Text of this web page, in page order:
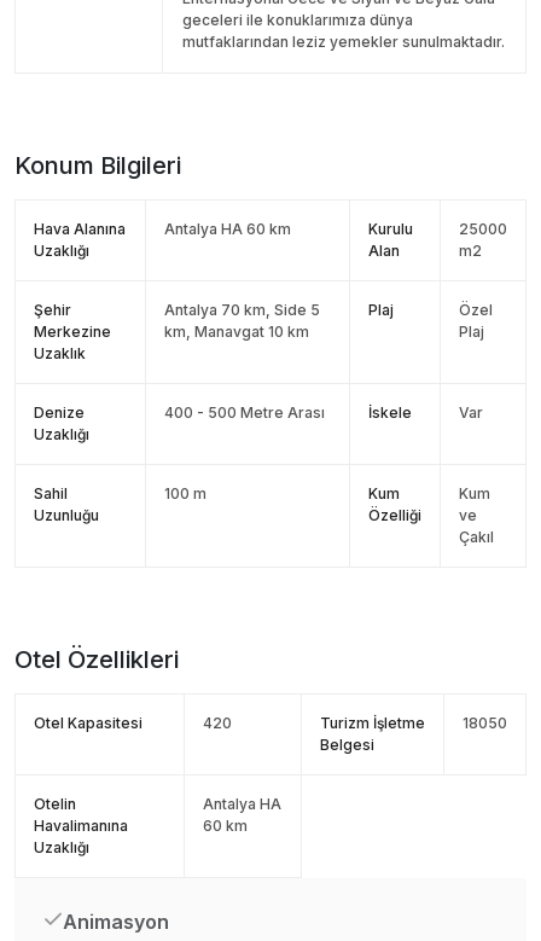
geceleri ile konuklarımıza dünya
mutfaklarından leziz yemekler sunulmaktadır.
Konum Bilgileri
Hava Alanına
Uzaklığı
Antalya HA 60 km
Kurulu
Alan
25000
m2
Şehir
Merkezine
Uzaklık
Antalya 70 km, Side 5
km, Manavgat 10 km
Plaj
Özel
Plaj
Denize
Uzaklığı
400 - 500 Metre Arası İskele Var
Sahil
Uzunluğu
100 m
Kum
Özelliği
Kum
ve
Çakıl
Otel Özellikleri
Otel Kapasitesi 420
Turizm İşletme
Belgesi
18050
Otelin
Havalimanına
Uzaklığı
Antalya HA
60 km
Animasyon